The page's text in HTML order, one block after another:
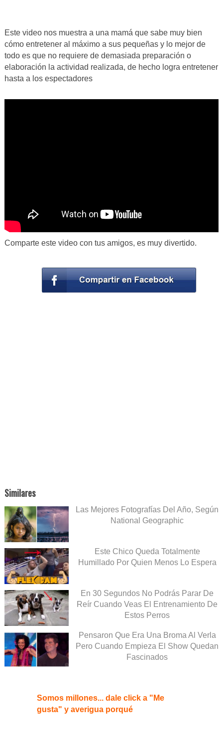
Este video nos muestra a una mamá que sabe muy bien
cómo entretener al máximo a sus pequeñas y lo mejor de
todo es que no requiere de demasiada preparación o
elaboración la actividad realizada, de hecho logra entretener
hasta a los espectadores
Comparte este video con tus amigos, es muy divertido.
Similares
Las Mejores Fotografías Del Año, Según
National Geographic
Este Chico Queda Totalmente
Humillado Por Quien Menos Lo Espera
En 30 Segundos No Podrás Parar De
Reír Cuando Veas El Entrenamiento De
Estos Perros
Pensaron Que Era Una Broma Al Verla
Pero Cuando Empieza El Show Quedan
Fascinados
Somos millones... dale click a "Me
gusta" y averigua porqué